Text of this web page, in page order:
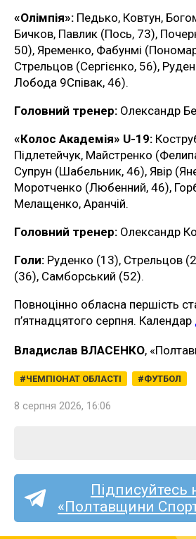
«Олімпія»: Педько, Ковтун,
Бичков, Павлик (Пось, 73),
50), Яременко, Фабунмі
Стрельцов (Сергієнко, 56),
Лобода 9Співак, 46).
Головний тренер: Олександр
«Колос Академія» U-19:
Підлетейчук, Майстренко
Супрун (Шабельник, 46), Явір
Моротченко (Любенний, 46),
Мелащенко, Аранчій.
Головний тренер: Олександр
Голи: Руденко (13), Стрельцов
(36), Самборський (52).
Повноцінно обласна першість
п’ятнадцятого серпня. Календар
Владислав ВЛАСЕНКО,
ЧЕМПІОНАТ ОБЛАСТІ ФУТБОЛ
8 серпня 2026, 16:06
Підписуйтесь
«Полтавщини